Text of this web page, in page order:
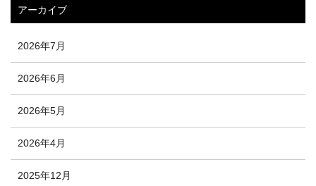
アーカイブ
2026年7月
2026年6月
2026年5月
2026年4月
2025年12月